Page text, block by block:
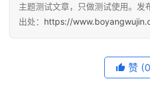
主题测试文章，只做测试使用。发
出处： https://
赞